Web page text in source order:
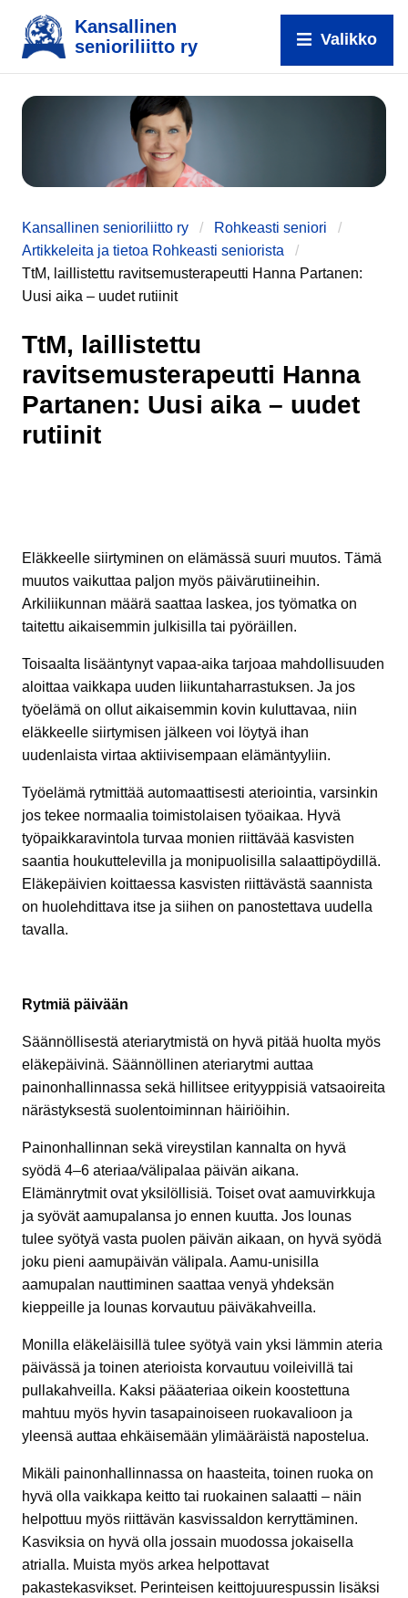
Kansallinen
senioriliitto ry
Valikko
Kansallinen senioriliitto ry
Rohkeasti seniori
Artikkeleita ja tietoa Rohkeasti seniorista
TtM, laillistettu ravitsemusterapeutti Hanna Partanen:
Uusi aika – uudet rutiinit
TtM, laillistettu
ravitsemusterapeutti Hanna
Partanen: Uusi aika – uudet
rutiinit
Eläkkeelle siirtyminen on elämässä suuri muutos. Tämä
muutos vaikuttaa paljon myös päivärutiineihin.
Arkiliikunnan määrä saattaa laskea, jos työmatka on
taitettu aikaisemmin julkisilla tai pyöräillen.
Toisaalta lisääntynyt vapaa-aika tarjoaa mahdollisuuden
aloittaa vaikkapa uuden liikuntaharrastuksen. Ja jos
työelämä on ollut aikaisemmin kovin kuluttavaa, niin
eläkkeelle siirtymisen jälkeen voi löytyä ihan
uudenlaista virtaa aktiivisempaan elämäntyyliin.
Työelämä rytmittää automaattisesti ateriointia, varsinkin
jos tekee normaalia toimistolaisen työaikaa. Hyvä
työpaikkaravintola turvaa monien riittävää kasvisten
saantia houkuttelevilla ja monipuolisilla salaattipöydillä.
Eläkepäivien koittaessa kasvisten riittävästä saannista
on huolehdittava itse ja siihen on panostettava uudella
tavalla.
Rytmiä päivään
Säännöllisestä ateriarytmistä on hyvä pitää huolta myös
eläkepäivinä. Säännöllinen ateriarytmi auttaa
painonhallinnassa sekä hillitsee erityyppisiä vatsaoireita
närästyksestä suolentoiminnan häiriöihin.
Painonhallinnan sekä vireystilan kannalta on hyvä
syödä 4–6 ateriaa/välipalaa päivän aikana.
Elämänrytmit ovat yksilöllisiä. Toiset ovat aamuvirkkuja
ja syövät aamupalansa jo ennen kuutta. Jos lounas
tulee syötyä vasta puolen päivän aikaan, on hyvä syödä
joku pieni aamupäivän välipala. Aamu-unisilla
aamupalan nauttiminen saattaa venyä yhdeksän
kieppeille ja lounas korvautuu päiväkahveilla.
Monilla eläkeläisillä tulee syötyä vain yksi lämmin ateria
päivässä ja toinen aterioista korvautuu voileivillä tai
pullakahveilla. Kaksi pääateriaa oikein koostettuna
mahtuu myös hyvin tasapainoiseen ruokavalioon ja
yleensä auttaa ehkäisemään ylimääräistä napostelua.
Mikäli painonhallinnassa on haasteita, toinen ruoka on
hyvä olla vaikkapa keitto tai ruokainen salaatti – näin
helpottuu myös riittävän kasvissaldon kerryttäminen.
Kasviksia on hyvä olla jossain muodossa jokaisella
atrialla. Muista myös arkea helpottavat
pakastekasvikset. Perinteisen keittojuurespussin lisäksi